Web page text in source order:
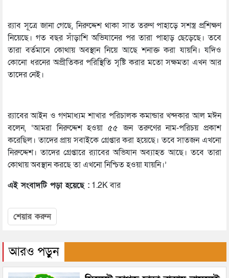
র‍্যাব সূত্রে জানা গেছে, নিরুদ্দেশ থাকা সাত তরুণ পাহাড়ে সশস্ত্র প্রশিক্ষণ
নিয়েছে। গত বছর সাঁড়াশি অভিযানের পর তারা পাহাড় ছেড়েছে। তবে
তারা বর্তমানে কোথায় অবস্থান নিয়ে আছে শনাক্ত করা যায়নি। যদিও
কোনো ধরনের অপ্রীতিকর পরিস্থিতি সৃষ্টি করার মতো সক্ষমতা এখন আর
তাদের নেই।
র‍্যাবের আইন ও গণমাধ্যম শাখার পরিচালক কমান্ডার খন্দকার আল মঈন
বলেন, ‘আমরা নিরুদ্দেশ হওয়া ৫৫ জন তরুণের নাম-পরিচয় প্রকাশ
করেছিল। তাদের প্রায় সবাইকে গ্রেপ্তার করা হয়েছে। তবে সাতজন এখনো
নিরুদ্দেশ। তাদের গ্রেপ্তারে র‍্যাবের অভিযান অব্যাহত আছে। তবে তারা
কোথায় অবস্থান করছে তা এখনো নিশ্চিত হওয়া যায়নি।’
এই সংবাদটি পড়া হয়েছে : 1.2K বার
শেয়ার করুন
আরও পড়ুন